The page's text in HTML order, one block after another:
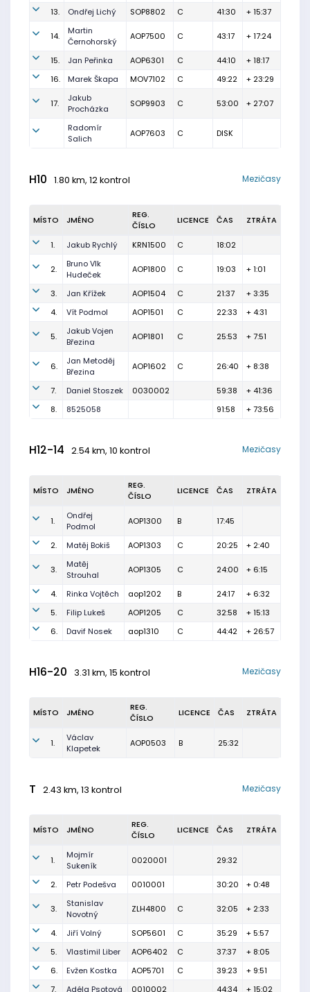
13.
Ondřej Lichý SOP8802 C 41:30 + 15:37
14.
Martin
Černohorský
AOP7500 C 43:17 + 17:24
15. Jan Peřinka AOP6301 C 44:10
+ 18:17
16.
Marek Škapa MOV7102 C 49:22 + 23:29
17.
Jakub
Procházka
SOP9903 C 53:00 + 27:07
Radomír
Salich
AOP7603 C DISK
H10 1.80 km, 12 kontrol Mezičasy
MÍSTO JMÉNO
REG.
ČÍSLO
LICENCE ČAS ZTRÁTA
1. Jakub Rychlý KRN1500 C 18:02
2.
Bruno Vlk
Hudeček
AOP1800 C 19:03 + 1:01
3. Jan Křížek AOP1504 C 21:37
+ 3:35
4.
Vít Podmol AOP1501 C 22:33 + 4:31
5.
Jakub Vojen
Březina
AOP1801 C 25:53 + 7:51
6.
Jan Metoděj
Březina
AOP1602 C 26:40 + 8:38
7. Daniel Stoszek 0030002 59:38
+ 41:36
8.
8525058 91:58 + 73:56
H12-14 2.54 km, 10 kontrol Mezičasy
MÍSTO JMÉNO
REG.
ČÍSLO
LICENCE ČAS ZTRÁTA
1.
Ondřej
Podmol
AOP1300 B 17:45
2. Matěj Bokiš AOP1303 C 20:25 + 2:40
3.
Matěj
Strouhal
AOP1305 C 24:00 + 6:15
4. Rinka Vojtěch aop1202 B 24:17
+ 6:32
5.
Filip Lukeš AOP1205 C 32:58
+ 15:13
6.
Davif Nosek aop1310 C 44:42 + 26:57
H16-20 3.31 km, 15 kontrol Mezičasy
MÍSTO JMÉNO
REG.
ČÍSLO
LICENCE ČAS ZTRÁTA
1.
Václav
Klapetek
AOP0503 B 25:32
T 2.43 km, 13 kontrol Mezičasy
MÍSTO JMÉNO
REG.
ČÍSLO
LICENCE ČAS ZTRÁTA
1.
Mojmír
Sukeník
0020001 29:32
2. Petr Podešva 0010001 30:20 + 0:48
3.
Stanislav
Novotný
ZLH4800 C 32:05 + 2:33
4. Jiří Volný SOP5601 C 35:29
+ 5:57
5.
Vlastimil Liber AOP6402 C 37:37
+ 8:05
6.
Evžen Kostka AOP5701 C 39:23
+ 9:51
7.
Adéla Psotová 0010002 44:34 + 15:02